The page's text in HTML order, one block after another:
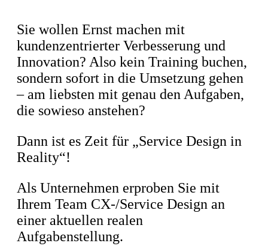
Sie wollen Ernst machen mit
kundenzentrierter Verbesserung und
Innovation? Also kein Training buchen,
sondern sofort in die Umsetzung gehen
– am liebsten mit genau den Aufgaben,
die sowieso anstehen?
Dann ist es Zeit für „Service Design in
Reality“!
Als Unternehmen erproben Sie mit
Ihrem Team CX-/Service Design an
einer aktuellen realen
Aufgabenstellung.